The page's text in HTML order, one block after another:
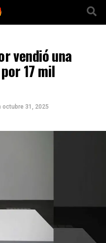
vendió una
17 mil
octubre 31, 2025